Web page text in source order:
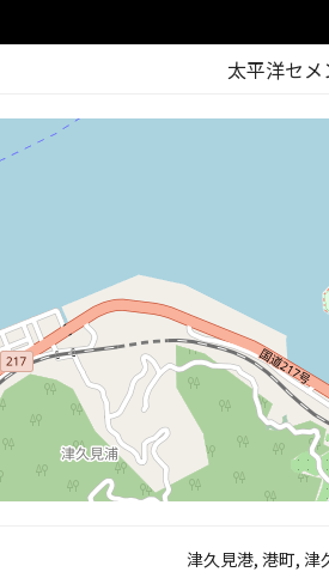
太平洋セ
津久見港, 港町,